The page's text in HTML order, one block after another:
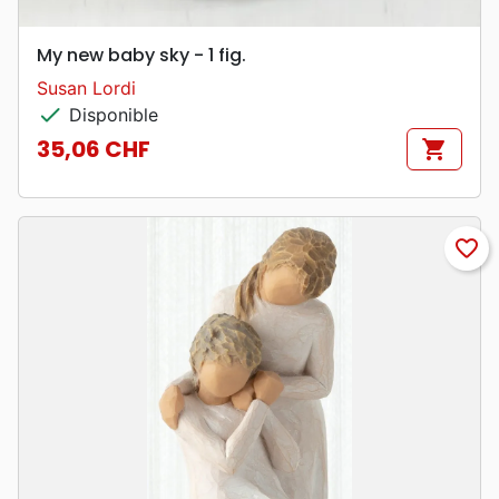
My new baby sky - 1 fig.
Susan Lordi
check Disponible
Prix
35,06 CHF shopping_cart
favorite_border